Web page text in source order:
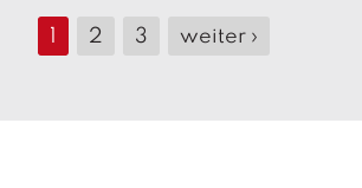
2 3 weiter ›